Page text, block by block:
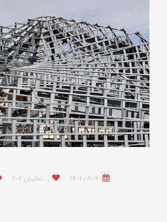
1402/8/20 نمایش